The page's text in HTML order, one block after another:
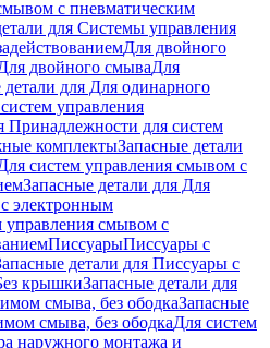
с пневматическим
для Системы управления
Для двойного
двойного смываДля
детали для Для одинарного
управления
Принадлежности для систем
комплектыЗапасные детали
систем управления смывом с
Запасные детали для Для
электронным
управления смывом с
ПиссуарыПиссуары с
детали для Писсуары с
крышкиЗапасные детали для
смыва, без ободкаЗапасные
смыва, без ободкаДля систем
наружного монтажа и